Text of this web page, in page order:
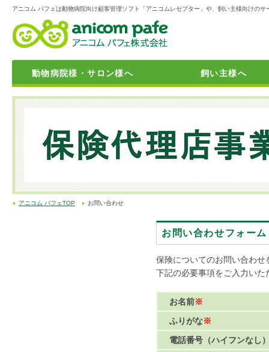
アニコム パフェは動物病院向け顧客管理ソフト「アニコムレセプター」や、飼い主様向けのサ
動物病院様・サロン様へ
動物病院向け顧客管理システム「アニレセシリーズ」
動物病院開業サポート
動物病院向けの保険商品
獣医師・動物看護師・トリマーの転職・求人情報サイト「アニジョ
「トリミングサロン・ペットホテルの方」向けの保険商品
飼い主様へ
おうちに帰れない子たちのために「迷子捜索サポート」
ペット霊園を検索できる「アニコムメモリアル 」
24時間365日電話での健康相談・緊急相談サービス「anicom24」
育てる幸せをお手元に配達「アニトレ24」
飼い主様向けお役立ち情報
学生向け就職対策講座のご案内
アニコム パフェTOP お問い合わせ
お問い合わせフォーム
保険についてのお問い合わ
下記の必要事項をご入力い
お名前※
ふりがな※
電話番号（ハイフンなし